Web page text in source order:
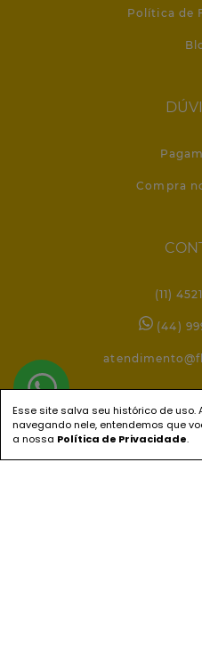
Política de
Compra
(11)
(44)
REDES
Esse site salva seu histórico de uso.
navegando nele, entendemos que
a nossa Política de Privacidade.